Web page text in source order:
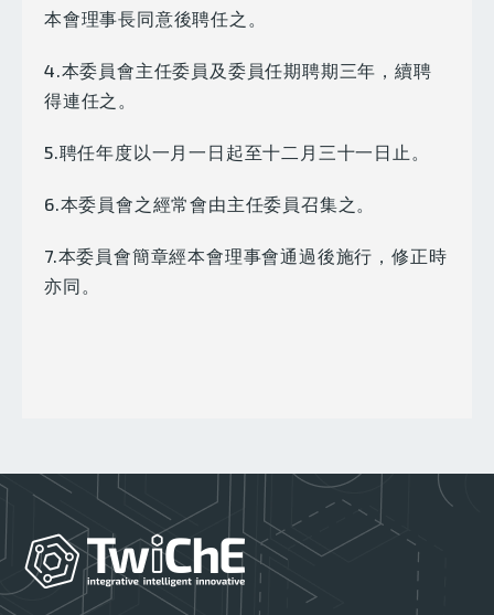
本會理事長同意後聘任之。
4.本委員會主任委員及委員任期聘期三年，續聘
得連任之。
5.聘任年度以一月一日起至十二月三十一日止。
6.本委員會之經常會由主任委員召集之。
7.本委員會簡章經本會理事會通過後施行，修正時
亦同。